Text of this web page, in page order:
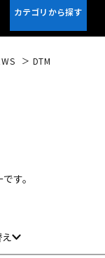
クレレ
パーカッション
DTM
す。
え